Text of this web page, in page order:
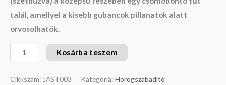
talál, amellyel a kisebb gubancok pillanatok alatt
orvosolhatók.
Kosárba teszem
Cikkszám: JAST003 Kategória: Horogszabadító